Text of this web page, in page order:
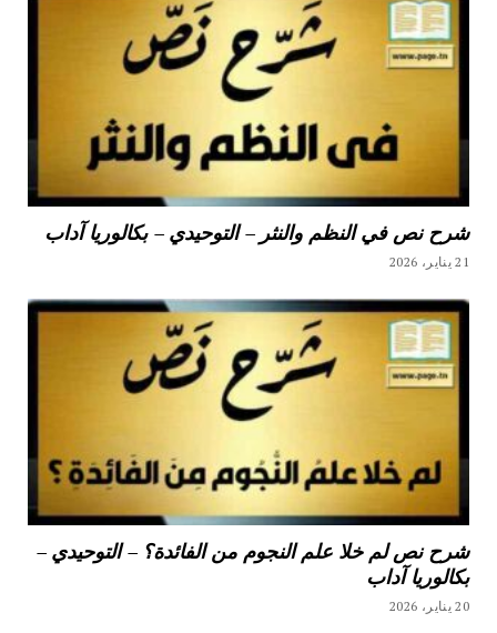
شرح نص في النظم والنثر – التوحيدي – بكالوريا آداب
21 يناير، 2026
شرح نص لم خلا علم النجوم من الفائدة؟ – التوحيدي –
بكالوريا آداب
20 يناير، 2026